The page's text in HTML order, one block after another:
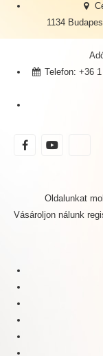
1134
Telefon: +36
Oldalunkat
Vásároljon nálunk